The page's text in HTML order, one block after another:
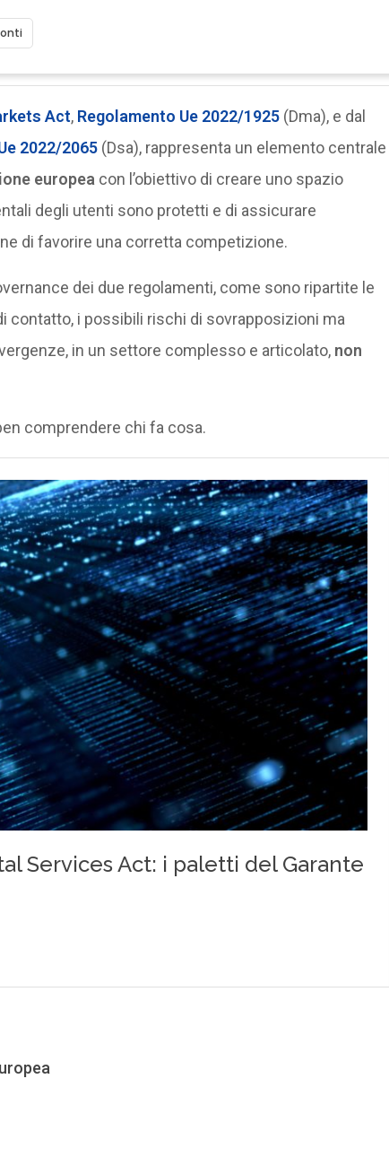
Act, Regolamento Ue 2022/1925(Dma), e dal
2022/2065(Dsa), rappresenta un elemento centrale
europea con l’obiettivo di creare uno spazio
degli utenti sono protetti e di assicurare
di favorire una corretta competizione.
dei due regolamenti, come sono ripartite le
contatto, i possibili rischi di sovrapposizioni ma
in un settore complesso e articolato, non
comprendere chi fa cosa.